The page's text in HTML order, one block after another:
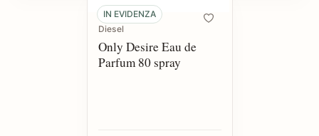
IN EVIDENZA
Diesel
Only Desire Eau de
Parfum 80 spray